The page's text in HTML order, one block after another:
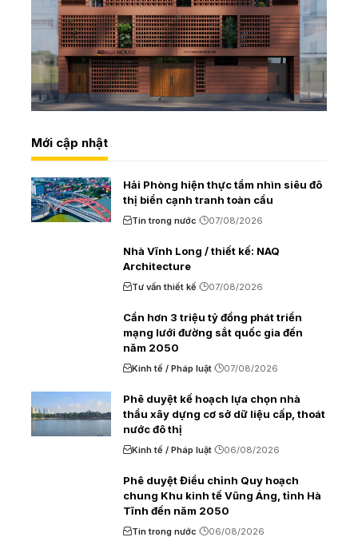
Mới cập nhật
Hải Phòng hiện thực tầm nhìn siêu đô
thị biển cạnh tranh toàn cầu
Tin trong nước 07/08/2026
Nhà Vĩnh Long / thiết kế: NAQ
Architecture
Tư vấn thiết kế 07/08/2026
Cần hơn 3 triệu tỷ đồng phát triển
mạng lưới đường sắt quốc gia đến
năm 2050
Kinh tế / Pháp luật 07/08/2026
Phê duyệt kế hoạch lựa chọn nhà
thầu xây dựng cơ sở dữ liệu cấp, thoát
nước đô thị
Kinh tế / Pháp luật 06/08/2026
Phê duyệt Điều chỉnh Quy hoạch
chung Khu kinh tế Vũng Áng, tỉnh Hà
Tĩnh đến năm 2050
Tin trong nước 06/08/2026